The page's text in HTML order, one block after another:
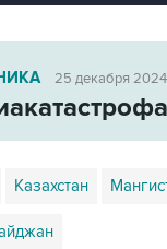
25 декабря
Казахстан